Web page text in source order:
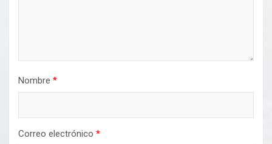
Nombre *
Correo electrónico *